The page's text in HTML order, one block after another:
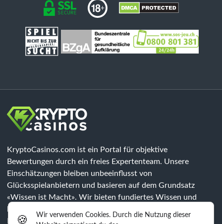
KryptoCasinos.com ist ein Portal für objektive
Bewertungen durch ein freies Expertenteam. Unsere
Einschätzungen bleiben unbeeinflusst von
Glücksspielanbietern und basieren auf dem Grundsatz
«Wissen ist Macht». Wir bieten fundiertes Wissen und
Rechtsberatung. Jeder Spieler muss eigenständig prüfen, ob
🍪
Wir verwenden Cookies. Durch die Nutzung dieser